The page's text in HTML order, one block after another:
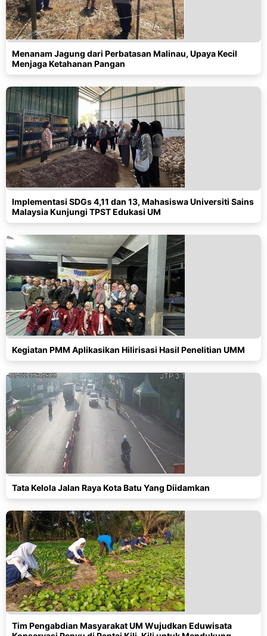
Menanam Jagung dari Perbatasan Malinau, Upaya Kecil
Menjaga Ketahanan Pangan
Implementasi SDGs 4,11 dan 13, Mahasiswa Universiti Sains
Malaysia Kunjungi TPST Edukasi UM
Kegiatan PMM Aplikasikan Hilirisasi Hasil Penelitian UMM
Tata Kelola Jalan Raya Kota Batu Yang Diidamkan
Tim Pengabdian Masyarakat UM Wujudkan Eduwisata